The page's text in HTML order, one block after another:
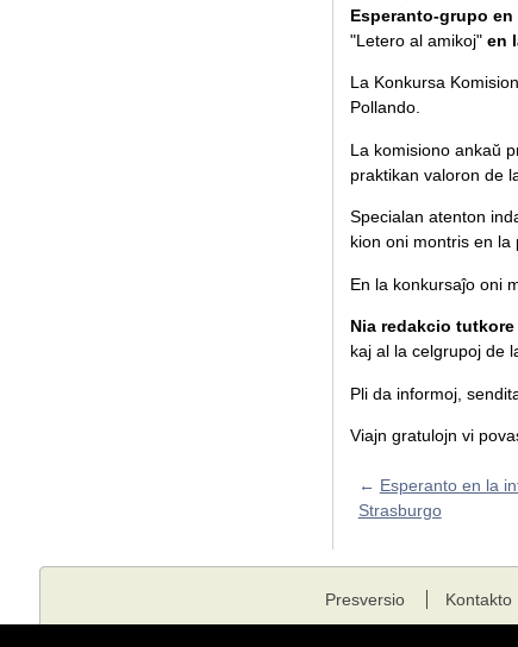
Esperanto-grupo en
"Letero al amikoj"en
La Konkursa
Pollando.
La komisiono ankaŭ
praktikan valoron de
Specialan atenton
kion oni montris en la
En la konkursaĵo oni
Nia redakcio
kaj al la celgrupoj de
Pli da informoj,
Viajn gratulojn vi
← Esperanto en la
Strasburgo
Presversio Kontakto